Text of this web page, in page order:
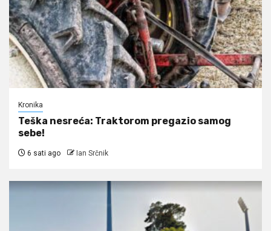
Kronika
Teška nesreća: Traktorom pregazio samog
sebe!
6 sati ago Ian Srčnik